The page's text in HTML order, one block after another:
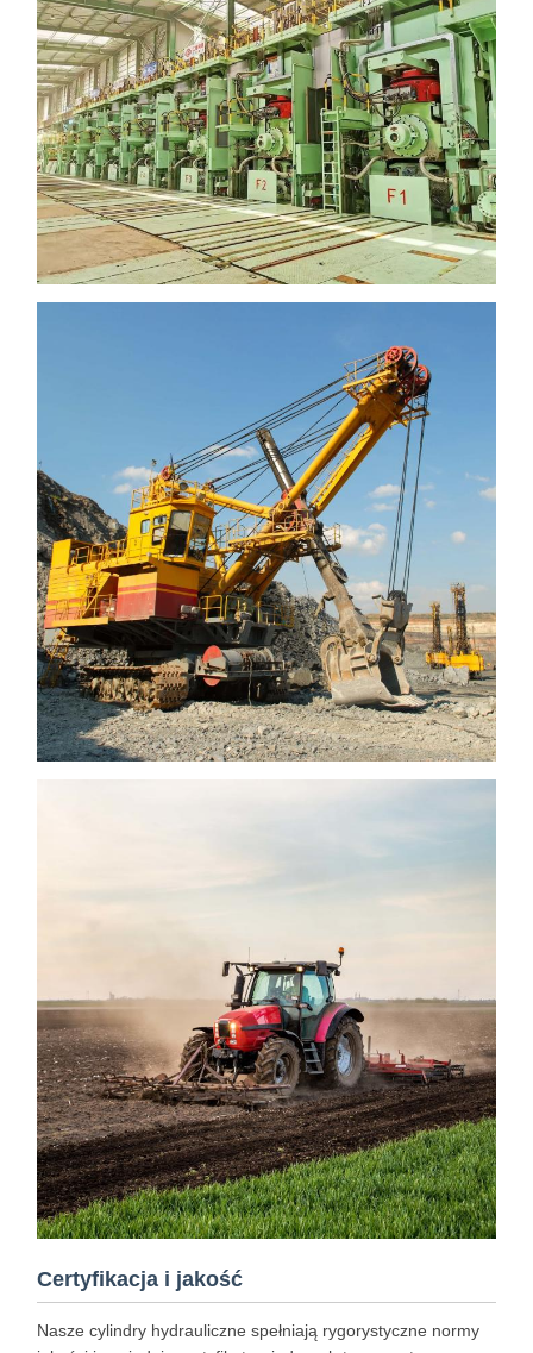
Certyfikacja i jakość
Nasze cylindry hydrauliczne spełniają rygorystyczne normy